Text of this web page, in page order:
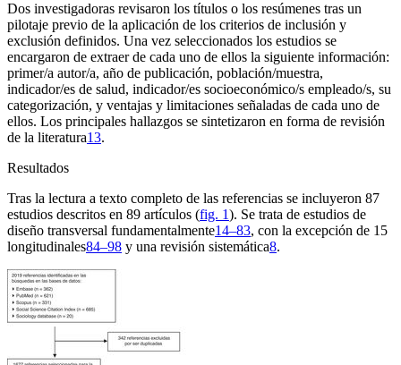
Dos investigadoras revisaron los títulos o los resúmenes tras un
pilotaje previo de la aplicación de los criterios de inclusión y
exclusión definidos. Una vez seleccionados los estudios se
encargaron de extraer de cada uno de ellos la siguiente información:
primer/a autor/a, año de publicación, población/muestra,
indicador/es de salud, indicador/es socioeconómico/s empleado/s, su
categorización, y ventajas y limitaciones señaladas de cada uno de
ellos. Los principales hallazgos se sintetizaron en forma de revisión
de la literatura13.
Resultados
Tras la lectura a texto completo de las referencias se incluyeron 87
estudios descritos en 89 artículos (fig. 1). Se trata de estudios de
diseño transversal fundamentalmente14–83, con la excepción de 15
longitudinales84–98 y una revisión sistemática8.